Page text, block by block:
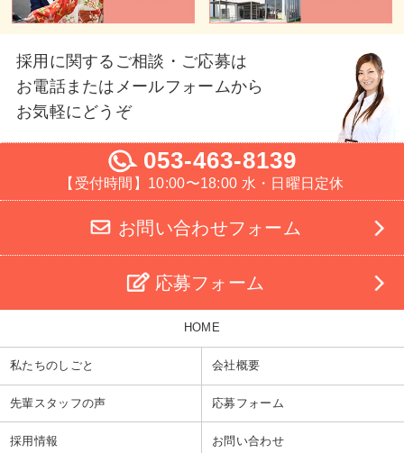
採用に関するご相談・ご応募は
お電話またはメールフォームから
お気軽にどうぞ
053-463-8139
【受付時間】10:00〜18:00 水・日曜日定休
お問い合わせフォーム
応募フォーム
HOME
私たちのしごと
先輩スタッフの声
採用情報
会社概要
応募フォーム
お問い合わせ